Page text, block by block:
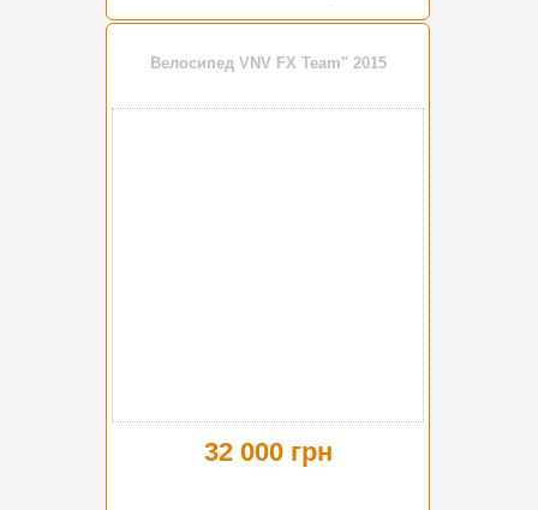
Велосипед VNV FX Team" 2015
32 000 грн